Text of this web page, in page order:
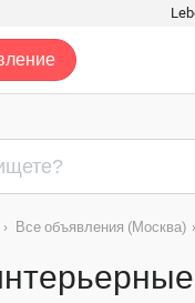
› Все объявления (Москва) ›